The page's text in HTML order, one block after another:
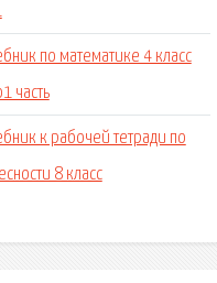
по математике 4 класс
часть
к рабочей тетради по
8 класс